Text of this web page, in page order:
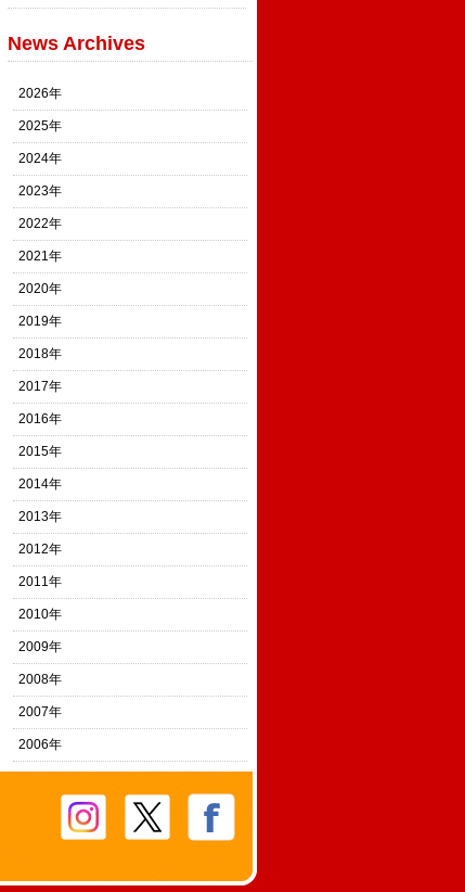
News Archives
2026年
2025年
2024年
2023年
2022年
2021年
2020年
2019年
2018年
2017年
2016年
2015年
2014年
2013年
2012年
2011年
2010年
2009年
2008年
2007年
2006年